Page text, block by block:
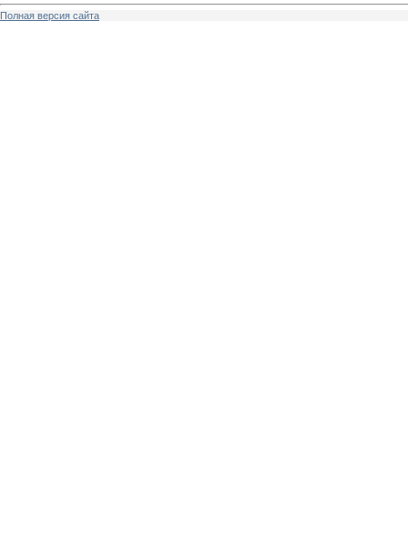
Полная версия сайта